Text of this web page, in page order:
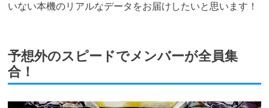
いない本機のリアルなデータをお届けしたいと思います！
予想外のスピードでメンバーが全員集
合！